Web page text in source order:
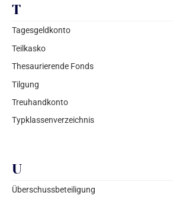
T
Tagesgeldkonto
Teilkasko
Thesaurierende Fonds
Tilgung
Treuhandkonto
Typklassenverzeichnis
U
Überschussbeteiligung